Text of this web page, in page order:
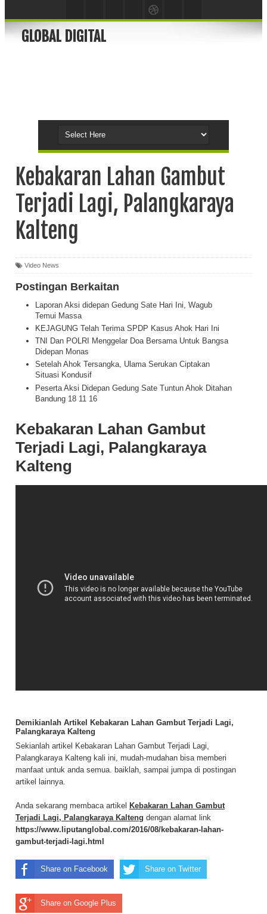
GLOBAL DIGITAL
Kebakaran Lahan Gambut
Terjadi Lagi, Palangkaraya
Kalteng
Video News
Postingan Berkaitan
Laporan Aksi didepan Gedung Sate Hari Ini, Wagub
Temui Massa
KEJAGUNG Telah Terima SPDP Kasus Ahok Hari Ini
TNI Dan POLRI Menggelar Doa Bersama Untuk Bangsa
Didepan Monas
Setelah Ahok Tersangka, Ulama Serukan Ciptakan
Situasi Kondusif
Peserta Aksi Didepan Gedung Sate Tuntun Ahok Ditahan
Bandung 18 11 16
Kebakaran Lahan Gambut
Terjadi Lagi, Palangkaraya
Kalteng
Demikianlah Artikel Kebakaran Lahan Gambut Terjadi Lagi,
Palangkaraya Kalteng
Sekianlah artikel Kebakaran Lahan Gambut Terjadi Lagi,
Palangkaraya Kalteng kali ini, mudah-mudahan bisa memberi
manfaat untuk anda semua. baiklah, sampai jumpa di postingan
artikel lainnya.
Anda sekarang membaca artikel Kebakaran Lahan Gambut
Terjadi Lagi, Palangkaraya Kalteng dengan alamat link
https://www.liputanglobal.com/2016/08/kebakaran-lahan-
gambut-terjadi-lagi.html
Share on Facebook Share on Twitter
Share on Google Plus